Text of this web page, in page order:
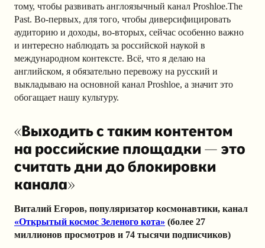
тому, чтобы развивать англоязычный канал Proshloe.The
Past. Во-первых, для того, чтобы диверсифицировать
аудиторию и доходы, во-вторых, сейчас особенно важно
и интересно наблюдать за российской наукой в
международном контексте. Всё, что я делаю на
английском, я обязательно перевожу на русский и
выкладываю на основной канал Proshloe, а значит это
обогащает нашу культуру.
«Выходить с таким контентом
на российские площадки — это
считать дни до блокировки
канала»
Виталий Егоров, популяризатор космонавтики, канал
«Открытый космос Зеленого кота» (более 27
миллионов просмотров и 74 тысячи подписчиков)